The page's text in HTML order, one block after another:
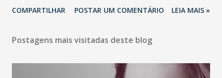
e lideranças do Mercado Nacional. Desde 2022, o NM2B
de negócios do Nordeste, reunindo profissionais de marcas
LinkedIn, VISA, Grupo 3corações, TikTok e M. Dias Branco.
COMPARTILHAR POSTAR UM COMENTÁRIO LEIA MAIS »
Postagens mais visitadas deste blog